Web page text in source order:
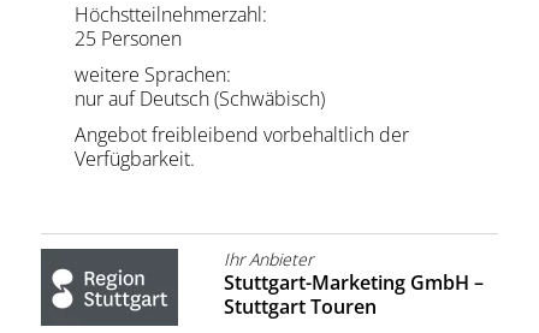
Höchstteilnehmerzahl:
25 Personen
weitere Sprachen:
nur auf Deutsch (Schwäbisch)
Angebot freibleibend vorbehaltlich der
Verfügbarkeit.
Ihr Anbieter
Stuttgart-Marketing GmbH –
Stuttgart Touren